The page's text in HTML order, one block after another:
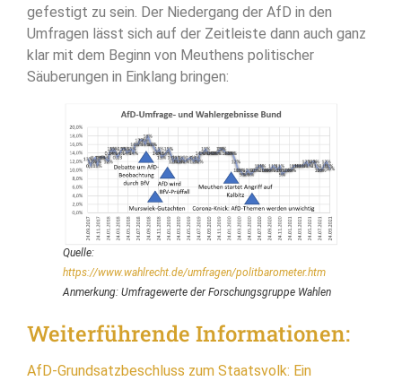
gefestigt zu sein. Der Niedergang der AfD in den
Umfragen lässt sich auf der Zeitleiste dann auch ganz
klar mit dem Beginn von Meuthens politischer
Säuberungen in Einklang bringen:
Quelle:
https://www.wahlrecht.de/umfragen/politbarometer.htm
Anmerkung: Umfragewerte der Forschungsgruppe Wahlen
Weiterführende Informationen:
AfD-Grundsatzbeschluss zum Staatsvolk: Ein